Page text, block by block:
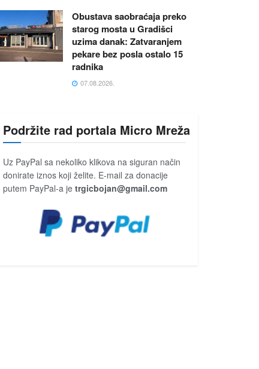
Obustava saobraćaja preko
starog mosta u Gradišci
uzima danak: Zatvaranjem
pekare bez posla ostalo 15
radnika
07.08.2026.
Podržite rad portala Micro Mreža
Uz PayPal sa nekoliko klikova na siguran način
donirate iznos koji želite. E-mail za donacije
putem PayPal-a je trgicbojan@gmail.com